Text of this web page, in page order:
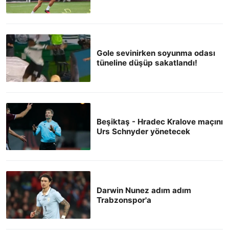
Gole sevinirken soyunma odası
tüneline düşüp sakatlandı!
Beşiktaş - Hradec Kralove maçını
Urs Schnyder yönetecek
Darwin Nunez adım adım
Trabzonspor'a